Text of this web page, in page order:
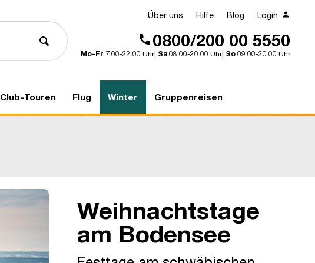
Über uns Hilfe Blog Login
0800/200 00 5550
Mo-Fr 7:00-22:00 Uhr| Sa 08:00-20:00 Uhr| So 09:00-20:00 Uhr
Club-Touren Flug Winter Gruppenreisen
Friedrichshafen
Weihnachtstage
am Bodensee